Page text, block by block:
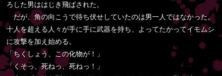
ろした男ははじき飛ばされた。
だが、角の向こうで待ち伏せしていたのは男一人ではなかった。
十人を超える人々が手に手に武器を持ち、よってたかってイモムシ
に攻撃を加え始める。
「ちくしょう、この化物が！」
「くそっ、死ねっ、死ねっ！」